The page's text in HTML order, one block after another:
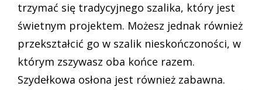
trzymać się tradycyjnego szalika, który jest
świetnym projektem. Możesz jednak również
przekształcić go w szalik nieskończoności, w
którym zszywasz oba końce razem.
Szydełkowa osłona jest również zabawna.